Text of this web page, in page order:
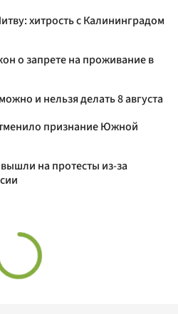
хитрость с Калининградом
о запрете на проживание в
и нельзя делать 8 августа
признание Южной
на протесты из-за